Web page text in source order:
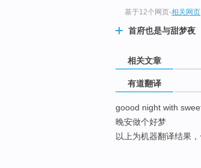
基于12个网页-相关网页
首府也是与甜梦夜
相关文章
有道翻译
goood night with
晚安做个好梦
以上为机器翻译结果